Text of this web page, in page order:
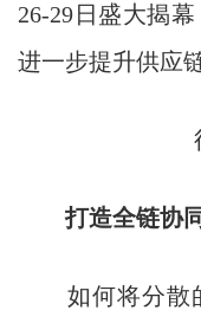
26-29日盛大揭
进一步提升供应
往
打造全链协同
如何将分散的